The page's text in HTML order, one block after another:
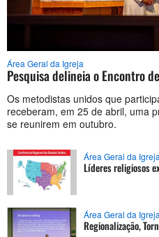
Área Geral da Igreja
Pesquisa delineia o Encontro
Os metodistas unidos que
receberam, em 25 de abril, uma
se reunirem em outubro.
Área Geral da Igreja
Líderes religiosos
Área Geral da Igreja
Regionalização,